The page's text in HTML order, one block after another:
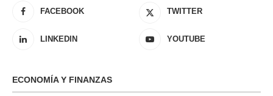
FACEBOOK TWITTER
LINKEDIN YOUTUBE
ECONOMÍA Y FINANZAS